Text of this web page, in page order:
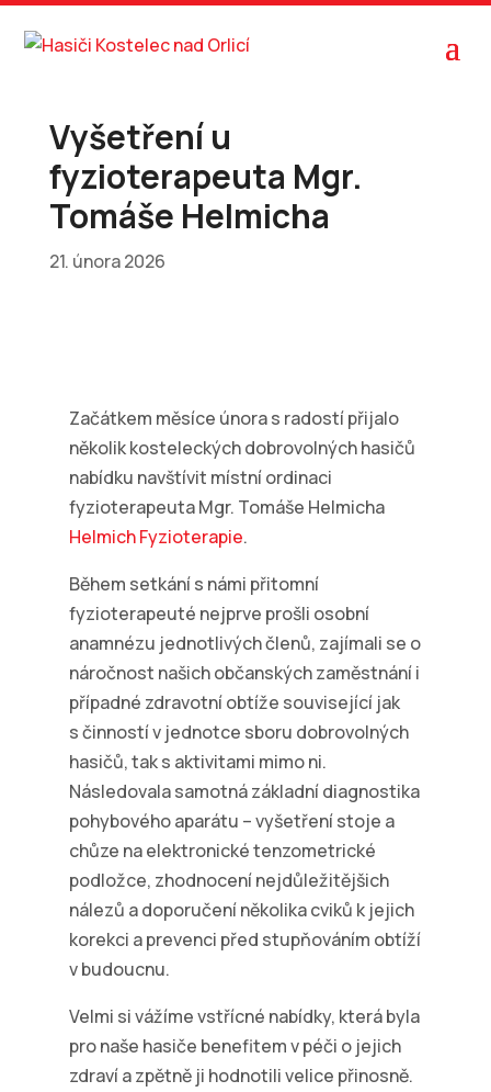
Vyšetření u
fyzioterapeuta Mgr.
Tomáše Helmicha
21. února 2026
Začátkem měsíce února s radostí přijalo
několik kosteleckých dobrovolných hasičů
nabídku navštívit místní ordinaci
fyzioterapeuta Mgr. Tomáše Helmicha
Helmich Fyzioterapie.
Během setkání s námi přitomní
fyzioterapeuté nejprve prošli osobní
anamnézu jednotlivých členů, zajímali se o
náročnost našich občanských zaměstnání i
případné zdravotní obtíže související jak
s činností v jednotce sboru dobrovolných
hasičů, tak s aktivitami mimo ni.
Následovala samotná základní diagnostika
pohybového aparátu – vyšetření stoje a
chůze na elektronické tenzometrické
podložce, zhodnocení nejdůležitějšich
nálezů a doporučení několika cviků k jejich
korekci a prevenci před stupňováním obtíží
v budoucnu.
Velmi si vážíme vstřícné nabídky, která byla
pro naše hasiče benefitem v péči o jejich
zdraví a zpětně ji hodnotili velice přinosně.